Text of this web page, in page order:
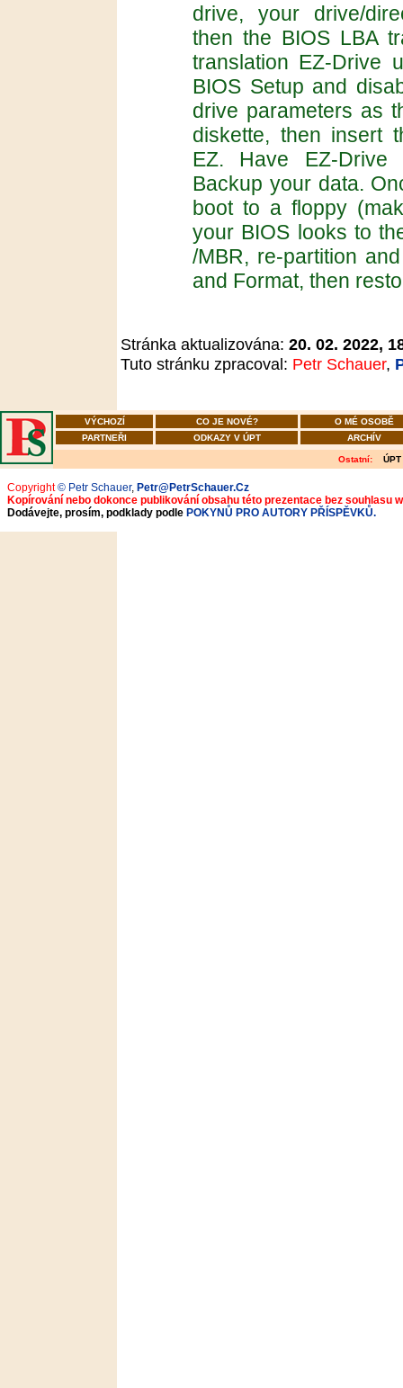
drive, your drive/
then the BIOS LBA
translation EZ-Drive
BIOS Setup and
drive parameters as
diskette, then insert
EZ. Have EZ-
Backup your data.
boot to a floppy
your BIOS looks to
/MBR, re-partition
and Format, then
Stránka aktualizována: 20. 02. 2022,
Tuto stránku zpracoval: Petr Schauer,
VÝCHOZÍ CO JE NOVÉ?
O MÉ OSOBĚ
PARTNEŘI
ODKAZY V ÚPT ARCHÍV
Ostatní: ÚPT
Copyright© Petr Schauer, Petr@PetrSchauer.Cz
Kopírování nebo dokonce publikování obsahu této prezentace bez souhlasu
Dodávejte, prosím, podklady podle POKYNŮ PRO AUTORY PŘÍSPĚVKŮ.